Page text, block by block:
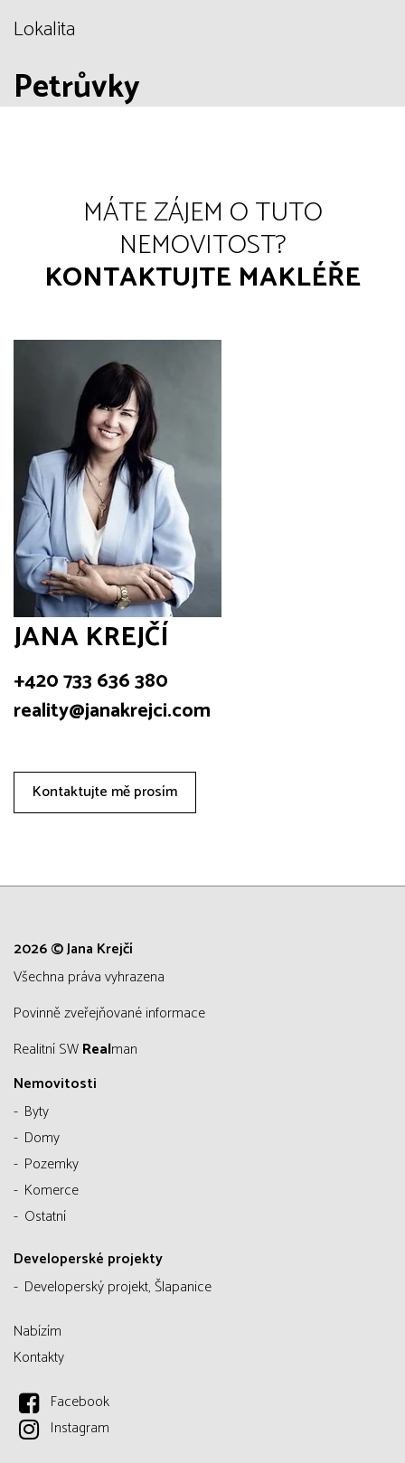
Lokalita
Petrůvky
MÁTE ZÁJEM O TUTO
NEMOVITOST?
KONTAKTUJTE MAKLÉŘE
JANA KREJČÍ
+420 733 636 380
reality@janakrejci.com
Kontaktujte mě prosím
2026 © Jana Krejčí
všechna práva vyhrazena
Povinně zveřejňované informace
Realitní SWRealman
Nemovitosti
Byty
Domy
Pozemky
Komerce
Ostatní
Developerské projekty
Developerský projekt, Šlapanice
Nabízím
Kontakty
Facebook
Instagram